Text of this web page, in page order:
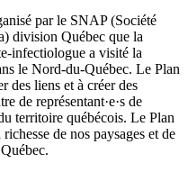
par le SNAP (Société
division Québec que la
infectiologue a visité la
le Nord-du-Québec. Le Plan
des liens et à créer des
de représentant·e·s de
territoire québécois. Le Plan
de nos paysages et de